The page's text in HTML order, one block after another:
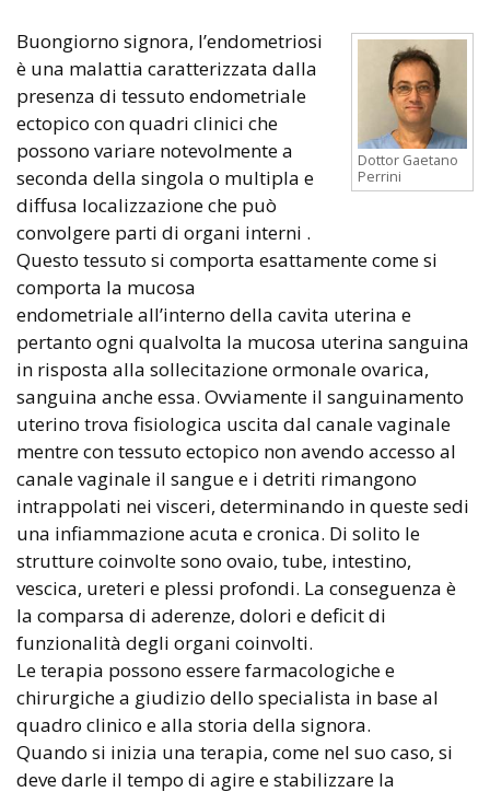
Dottor Gaetano
Perrini
Buongiorno signora, l’endometriosi
è una malattia caratterizzata dalla
presenza di tessuto endometriale
ectopico con quadri clinici che
possono variare notevolmente a
seconda della singola o multipla e
diffusa localizzazione che può
convolgere parti di organi interni .
Questo tessuto si comporta esattamente come si
comporta la mucosa
endometriale all’interno della cavita uterina e
pertanto ogni qualvolta la mucosa uterina sanguina
in risposta alla sollecitazione ormonale ovarica,
sanguina anche essa. Ovviamente il sanguinamento
uterino trova fisiologica uscita dal canale vaginale
mentre con tessuto ectopico non avendo accesso al
canale vaginale il sangue e i detriti rimangono
intrappolati nei visceri, determinando in queste sedi
una infiammazione acuta e cronica. Di solito le
strutture coinvolte sono ovaio, tube, intestino,
vescica, ureteri e plessi profondi. La conseguenza è
la comparsa di aderenze, dolori e deficit di
funzionalità degli organi coinvolti.
Le terapia possono essere farmacologiche e
chirurgiche a giudizio dello specialista in base al
quadro clinico e alla storia della signora.
Quando si inizia una terapia, come nel suo caso, si
deve darle il tempo di agire e stabilizzare la